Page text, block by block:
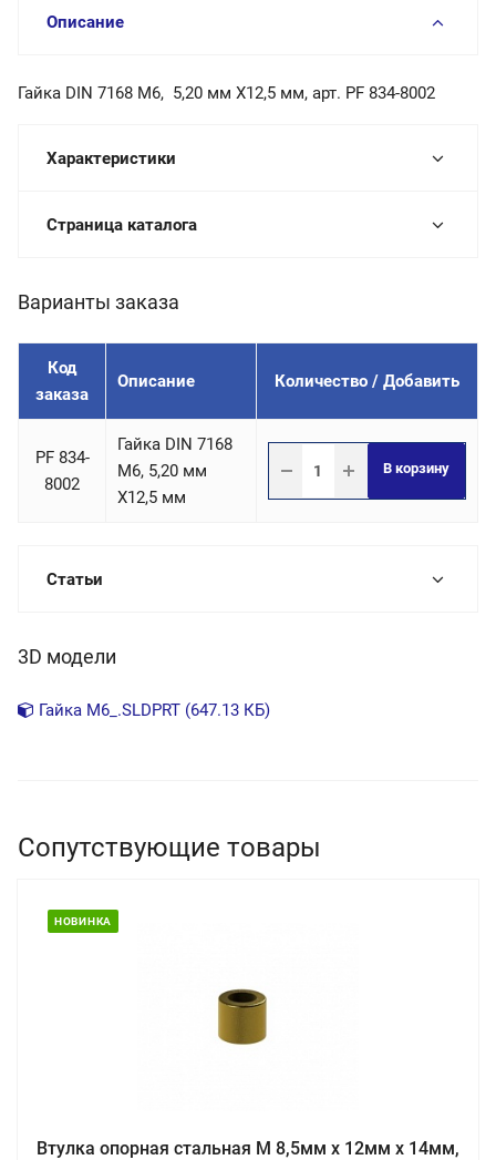
Описание
Гайка DIN 7168 М6, 5,20 мм X12,5 мм, арт. PF 834-8002
Характеристики
Страница каталога
Варианты заказа
Код
заказа
Описание Количество / Добавить
PF 834-
8002
Гайка DIN 7168
М6, 5,20 мм
X12,5 мм
В корзину
Статьи
3D модели
Гайка М6_.SLDPRT (647.13 КБ)
Сопутствующие товары
НОВИНКА
Втулка опорная стальная М 8,5мм х 12мм х 14мм,